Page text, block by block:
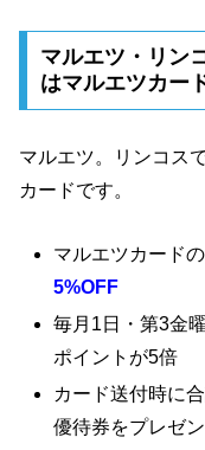
マルエツ・リン
はマルエツカー
マルエツ。リンコス
カードです。
マルエツカード
5%OFF
毎月1日・第3金
ポイントが5倍
カード送付時に
優待券をプレゼン